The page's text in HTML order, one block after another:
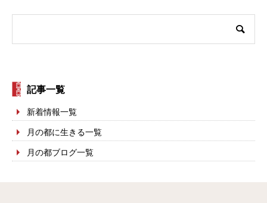
記事一覧
新着情報一覧
月の都に生きる一覧
月の都ブログ一覧